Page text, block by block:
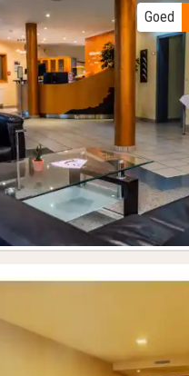
Vorige foto
Goed